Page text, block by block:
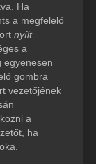
Ha
a megfelelő
nyílt
a
egyenesen
gombra
vezetőjének
a
ha